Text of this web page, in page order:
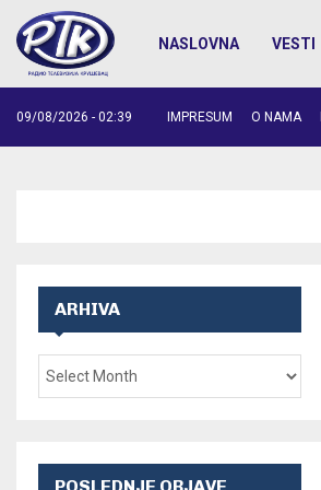
NASLOVNA VESTI
09/08/2026 - 02:39 IMPRESUM O NAMA
ARHIVA